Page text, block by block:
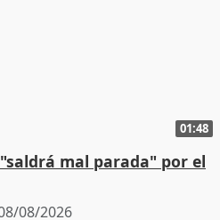
01:48
mal parada" por el
08/2026